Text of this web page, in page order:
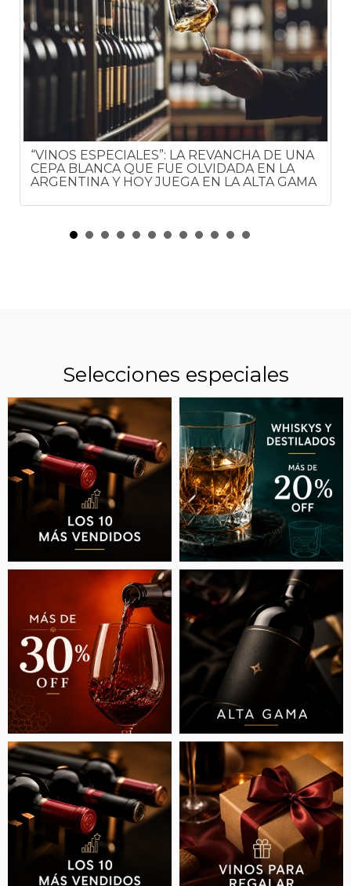
“VINOS ESPECIALES”: LA REVANCHA DE UNA
CEPA BLANCA QUE FUE OLVIDADA EN LA
ARGENTINA Y HOY JUEGA EN LA ALTA GAMA
ESTOS SON LOS MEJORES NUEVOS VINOS
ARGENTINOS QUE HAY QUE PROBAR EN
2026
Selecciones especiales